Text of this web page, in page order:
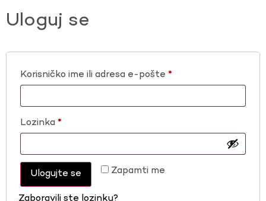
Uloguj se
Korisničko ime ili adresa e-pošte *
Lozinka *
Zapamti me
Ulogujte se